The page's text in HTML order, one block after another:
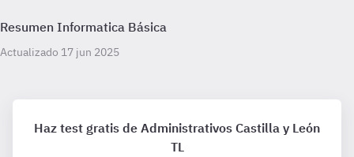
Resumen Informatica Básica
Actualizado 17 jun 2025
Haz test gratis de Administrativos Castilla y León
TL